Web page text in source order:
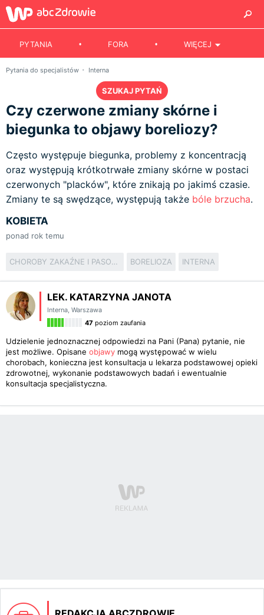
PYTANIA FORA WIĘCEJ
Pytania do specjalistów Interna
SZUKAJ PYTAŃ
Czy czerwone zmiany skórne i
biegunka to objawy boreliozy?
Często występuje biegunka, problemy z koncentracją
oraz występują krótkotrwałe zmiany skórne w postaci
czerwonych "placków", które znikają po jakimś czasie.
Zmiany te są swędzące, występują także bóle brzucha.
KOBIETA
ponad rok temu
CHOROBY ZAKAŹNE I PASOŻYTNICZE BORELIOZA INTERNA
LEK. KATARZYNA JANOTA
Interna, Warszawa
47 poziom zaufania
Udzielenie jednoznacznej odpowiedzi na Pani (Pana) pytanie, nie
jest możliwe. Opisane objawy mogą występować w wielu
chorobach, konieczna jest konsultacja u lekarza podstawowej opieki
zdrowotnej, wykonanie podstawowych badań i ewentualnie
konsultacja specjalistyczna.